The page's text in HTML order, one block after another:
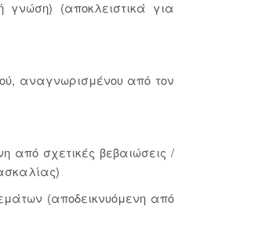
γνώση) (αποκλειστικά για
αναγνωρισμένου από τον
από σχετικές βεβαιώσεις /
(αποδεικνυόμενη από